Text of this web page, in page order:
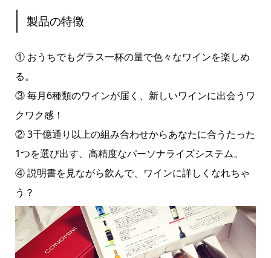
製品の特徴
① おうちでもグラス一杯の量で色々なワインを楽しめ
る。
③ 毎月6種類のワインが届く、新しいワインに出会うワ
クワク感！
② 3千億通り以上の組み合わせからあなたに合うたった
1つを選び出す、高精度なパーソナライズシステム。
④ 説明書を見ながら飲んで、ワインに詳しくなれちゃ
う？